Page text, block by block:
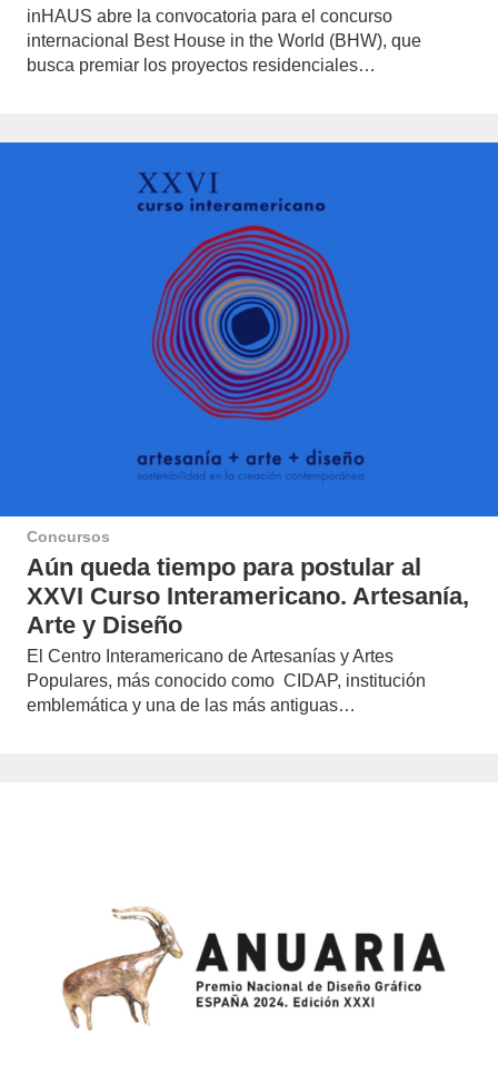
inHAUS abre la convocatoria para el concurso
internacional Best House in the World (BHW), que
busca premiar los proyectos residenciales…
Concursos
Aún queda tiempo para postular al
XXVI Curso Interamericano. Artesanía,
Arte y Diseño
El Centro Interamericano de Artesanías y Artes
Populares, más conocido como CIDAP, institución
emblemática y una de las más antiguas…